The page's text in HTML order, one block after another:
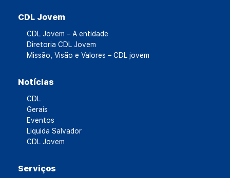
CDL Jovem
CDL Jovem – A entidade
Diretoria CDL Jovem
Missão, Visão e Valores – CDL jovem
Notícias
CDL
Gerais
Eventos
Liquida Salvador
CDL Jovem
Serviços